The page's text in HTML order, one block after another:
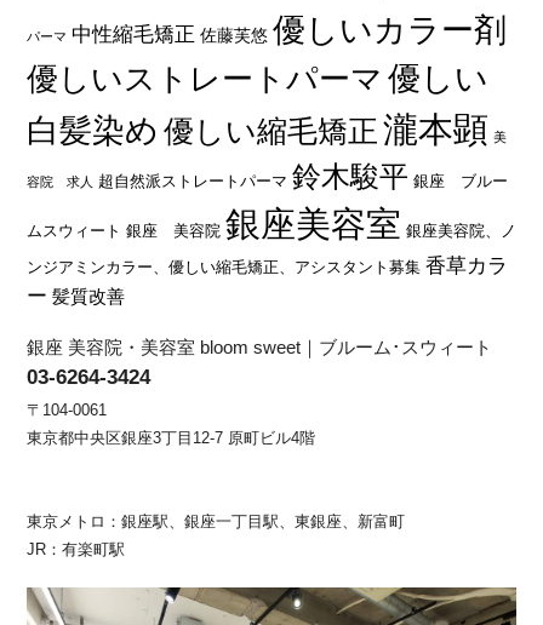
パーマ 中性縮毛矯正 佐藤芙悠 優しいカラー剤
優しいストレートパーマ 優しい
白髪染め 優しい縮毛矯正 瀧本顕 美
容院 求人 超自然派ストレートパーマ 鈴木駿平 銀座 ブルー
ムスウィート 銀座 美容院 銀座美容室 銀座美容院、ノ
ンジアミンカラー、優しい縮毛矯正、アシスタント募集 香草カラ
ー 髪質改善
銀座 美容院・美容室 bloom sweet｜ブルーム･スウィート
03-6264-3424
〒104-0061
東京都中央区銀座3丁目12-7 原町ビル4階
東京メトロ：銀座駅、銀座一丁目駅、東銀座、新富町
JR：有楽町駅